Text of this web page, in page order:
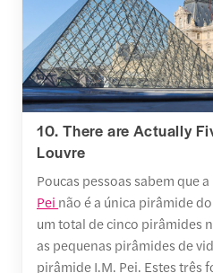
10. There are Actually
Louvre
Poucas pessoas sabem que
Pei não é a única pirâmide
um total de cinco pirâmides
as pequenas pirâmides de
pirâmide I.M. Pei. Estes três